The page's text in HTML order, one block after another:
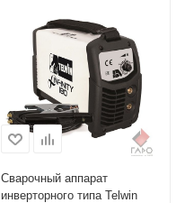
Сварочный аппарат
инверторного типа Telwin